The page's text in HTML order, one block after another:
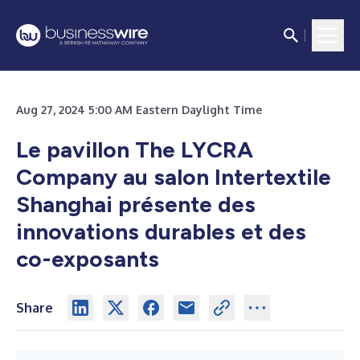
Aug 27, 2024 5:00 AM Eastern Daylight Time
Le pavillon The LYCRA
Company au salon Intertextile
Shanghai présente des
innovations durables et des
co-exposants
Share